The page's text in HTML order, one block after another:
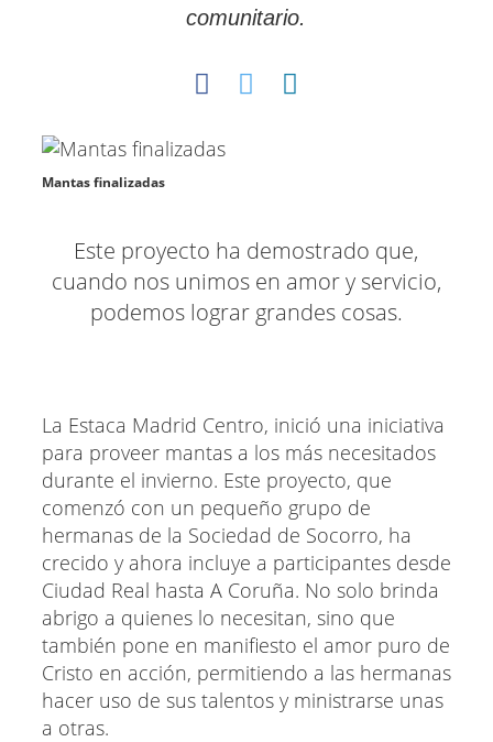
comunitario.
Mantas finalizadas
Este proyecto ha demostrado que,
cuando nos unimos en amor y servicio,
podemos lograr grandes cosas.
La Estaca Madrid Centro, inició una iniciativa
para proveer mantas a los más necesitados
durante el invierno. Este proyecto, que
comenzó con un pequeño grupo de
hermanas de la Sociedad de Socorro, ha
crecido y ahora incluye a participantes desde
Ciudad Real hasta A Coruña. No solo brinda
abrigo a quienes lo necesitan, sino que
también pone en manifiesto el amor puro de
Cristo en acción, permitiendo a las hermanas
hacer uso de sus talentos y ministrarse unas
a otras.